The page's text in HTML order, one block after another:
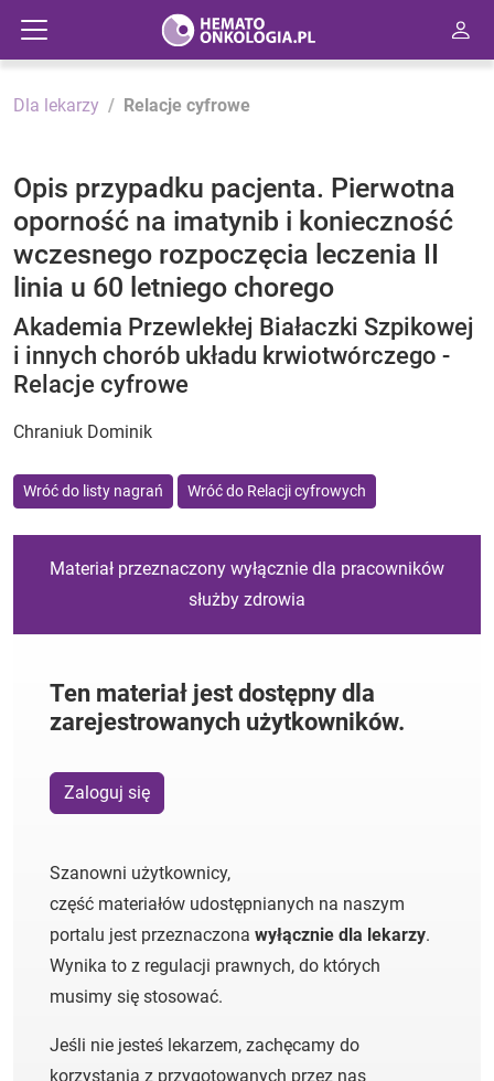
Dla lekarzy Relacje cyfrowe
Opis przypadku pacjenta. Pierwotna
oporność na imatynib i konieczność
wczesnego rozpoczęcia leczenia II
linia u 60 letniego chorego
Akademia Przewlekłej Białaczki Szpikowej
i innych chorób układu krwiotwórczego -
Relacje cyfrowe
Chraniuk Dominik
Wróć do listy nagrań Wróć do Relacji cyfrowych
Materiał przeznaczony wyłącznie dla pracowników
służby zdrowia
Ten materiał jest dostępny dla
zarejestrowanych użytkowników.
Zaloguj się
Szanowni użytkownicy,
część materiałów udostępnianych na naszym
portalu jest przeznaczona wyłącznie dla lekarzy.
Wynika to z regulacji prawnych, do których
musimy się stosować.
Jeśli nie jesteś lekarzem, zachęcamy do
korzystania z przygotowanych przez nas